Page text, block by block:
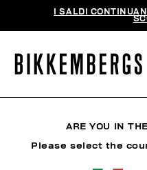
I SALDI
ARE YOU IN
Please select the